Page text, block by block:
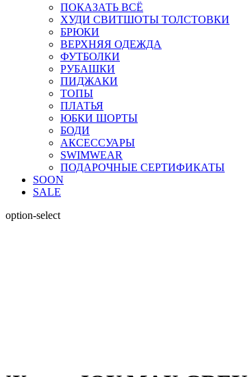
ПОКАЗАТЬ ВСЁ
ХУДИ СВИТШОТЫ ТОЛСТОВКИ
БРЮКИ
ВЕРХНЯЯ ОДЕЖДА
ФУТБОЛКИ
РУБАШКИ
ПИДЖАКИ
ТОПЫ
ПЛАТЬЯ
ЮБКИ ШОРТЫ
БОДИ
АКСЕССУАРЫ
SWIMWEAR
ПОДАРОЧНЫЕ СЕРТИФИКАТЫ
SOON
SALE
option-select